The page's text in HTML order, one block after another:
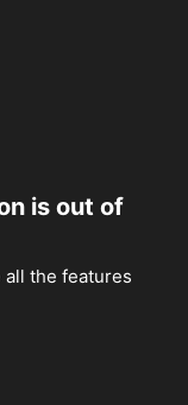
is out of
the features